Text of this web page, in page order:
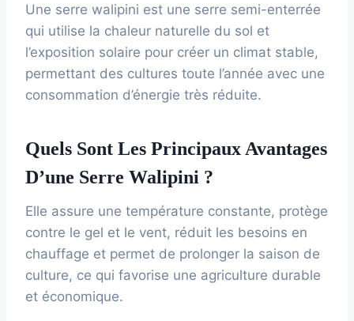
Une serre walipini est une serre semi-enterrée
qui utilise la chaleur naturelle du sol et
l’exposition solaire pour créer un climat stable,
permettant des cultures toute l’année avec une
consommation d’énergie très réduite.
Quels Sont Les Principaux Avantages
D’une Serre Walipini ?
Elle assure une température constante, protège
contre le gel et le vent, réduit les besoins en
chauffage et permet de prolonger la saison de
culture, ce qui favorise une agriculture durable
et économique.